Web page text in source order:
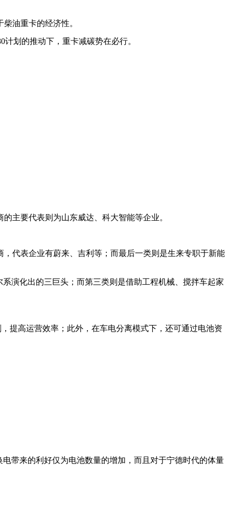
油重卡的经济性。
划的推动下，重卡减碳势在必行。
主要代表则为山东威达、科大智能等企业。
代表企业有蔚来、吉利等；而最后一类则是生来专职于新能
演化出的三巨头；而第三类则是借助工程机械、搅拌车起家
提高运营效率；此外，在车电分离模式下，还可通过电池资
带来的利好仅为电池数量的增加，而且对于宁德时代的体量